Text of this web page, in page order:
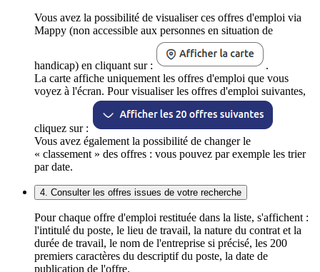
Vous avez la possibilité de visualiser ces offres d'emploi via
Mappy (non accessible aux personnes en situation de
handicap) en cliquant sur :
.
La carte affiche uniquement les offres d'emploi que vous
voyez à l'écran. Pour visualiser les offres d'emploi suivantes,
cliquez sur :
Vous avez également la possibilité de changer le
« classement » des offres : vous pouvez par exemple les trier
par date.
4. Consulter les offres issues de votre recherche
Pour chaque offre d'emploi restituée dans la liste, s'affichent :
l'intitulé du poste, le lieu de travail, la nature du contrat et la
durée de travail, le nom de l'entreprise si précisé, les 200
premiers caractères du descriptif du poste, la date de
publication de l'offre.